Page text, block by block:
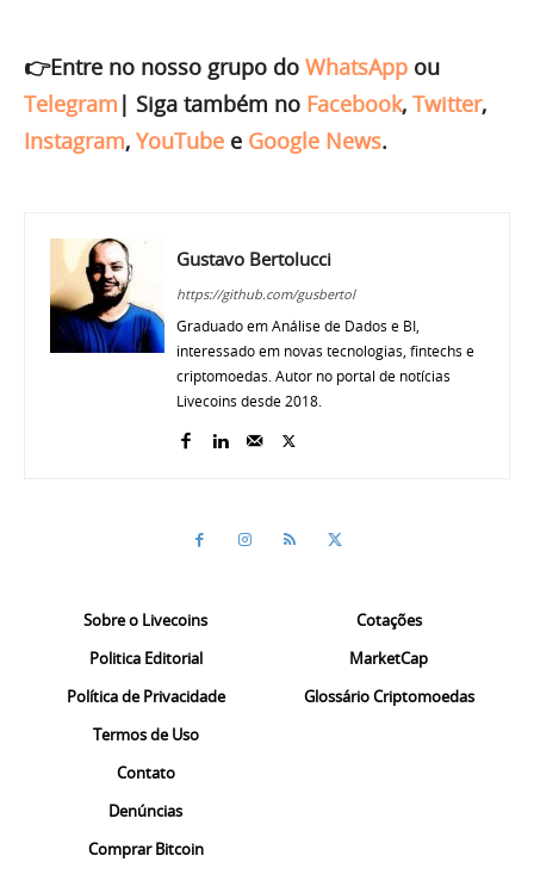
👉Entre no nosso grupo do WhatsApp ou
Telegram | Siga também no Facebook, Twitter,
Instagram, YouTube e Google News.
Gustavo Bertolucci
https://github.com/gusbertol
Graduado em Análise de Dados e BI,
interessado em novas tecnologias, fintechs e
criptomoedas. Autor no portal de notícias
Livecoins desde 2018.
Sobre o Livecoins
Politica Editorial
Política de Privacidade
Termos de Uso
Contato
Denúncias
Comprar Bitcoin
Cotações
MarketCap
Glossário Criptomoedas